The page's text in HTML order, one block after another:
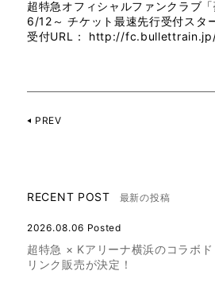
超特急オフィシャルファンクラブ「
6/12～ チケット最速先行受付スタ
受付URL： http://
PREV
RECENT POST 最新の投稿
2026.08.06 Posted
超特急 × Kアリーナ横浜のコラボド
リンク販売が決定！